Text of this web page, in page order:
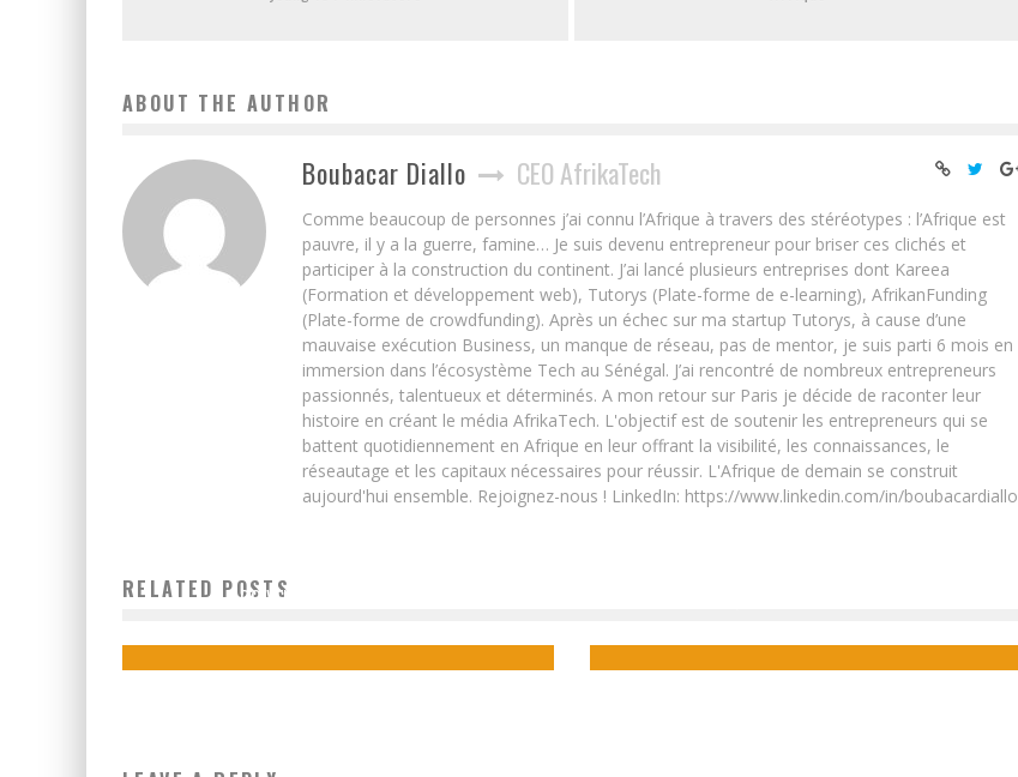
ABOUT THE AUTHOR
Boubacar Diallo CEO AfrikaTech
Comme beaucoup de personnes j’ai connu l’Afrique à travers des stéréotypes : l’Afrique est
pauvre, il y a la guerre, famine… Je suis devenu entrepreneur pour briser ces clichés et
participer à la construction du continent. J’ai lancé plusieurs entreprises dont Kareea
(Formation et développement web), Tutorys (Plate-forme de e-learning), AfrikanFunding
(Plate-forme de crowdfunding). Après un échec sur ma startup Tutorys, à cause d’une
mauvaise exécution Business, un manque de réseau, pas de mentor, je suis parti 6 mois en
immersion dans l’écosystème Tech au Sénégal. J’ai rencontré de nombreux entrepreneurs
passionnés, talentueux et déterminés. A mon retour sur Paris je décide de raconter leur
histoire en créant le média AfrikaTech. L'objectif est de soutenir les entrepreneurs qui se
battent quotidiennement en Afrique en leur offrant la visibilité, les connaissances, le
réseautage et les capitaux nécessaires pour réussir. L'Afrique de demain se construit
aujourd'hui ensemble. Rejoignez-nous ! LinkedIn: https://www.linkedin.com/in/boubacardiallo
RELATED POSTSDOIVENT PENSER GLOBAL »